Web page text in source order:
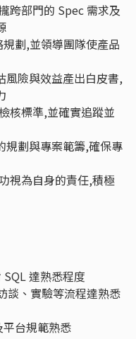
跨部門的 Spec 需求及
劃,並領導團隊使產品
風險與效益產出白皮書,
核標準,並確實追蹤並
規劃與專案範籌,確保專
視為自身的責任,積極
達熟悉程度
談、實驗等流程達熟悉
台規範熟悉